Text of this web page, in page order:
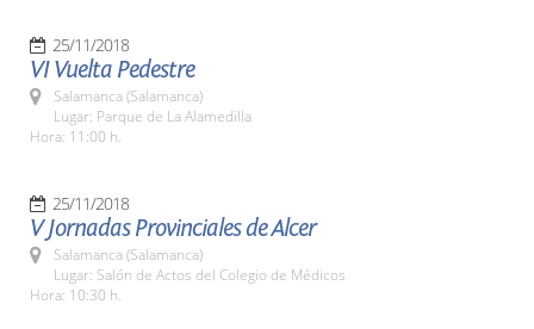
25/11/2018
VI Vuelta Pedestre
Salamanca (Salamanca)
Lugar: Parque de La Alamedilla
Hora: 11:00 h.
25/11/2018
V Jornadas Provinciales de Alcer
Salamanca (Salamanca)
Lugar: Salón de Actos del Colegio de Médicos
Hora: 10:30 h.